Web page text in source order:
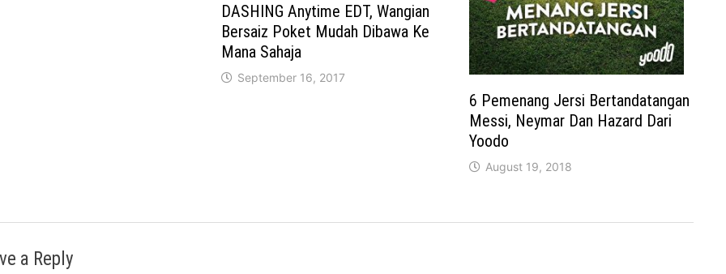
DASHING Anytime EDT, Wangian
Bersaiz Poket Mudah Dibawa Ke
Mana Sahaja
September 16, 2017
6 Pemenang Jersi Bertandatangan
Messi, Neymar Dan Hazard Dari
Yoodo
August 19, 2018
a Reply